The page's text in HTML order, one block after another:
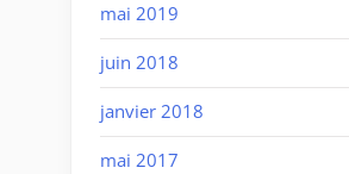
mai 2019
juin 2018
janvier 2018
mai 2017